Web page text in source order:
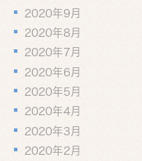
2020年9月
2020年8月
2020年7月
2020年6月
2020年5月
2020年4月
2020年3月
2020年2月